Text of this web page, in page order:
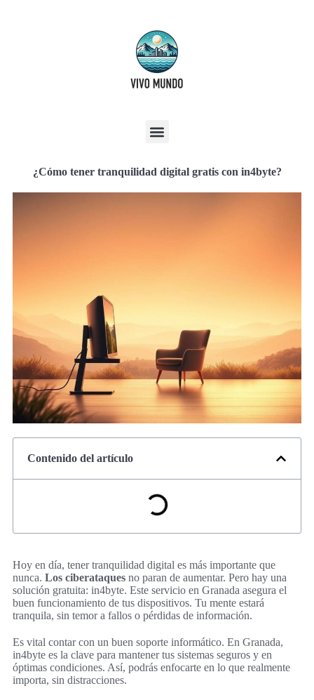
¿Cómo tener tranquilidad digital gratis con in4byte?
Contenido del artículo
Hoy en día, tener tranquilidad digital es más importante que
nunca. Los ciberataques no paran de aumentar. Pero hay una
solución gratuita: in4byte. Este servicio en Granada asegura el
buen funcionamiento de tus dispositivos. Tu mente estará
tranquila, sin temor a fallos o pérdidas de información.
Es vital contar con un buen soporte informático. En Granada,
in4byte es la clave para mantener tus sistemas seguros y en
óptimas condiciones. Así, podrás enfocarte en lo que realmente
importa, sin distracciones.